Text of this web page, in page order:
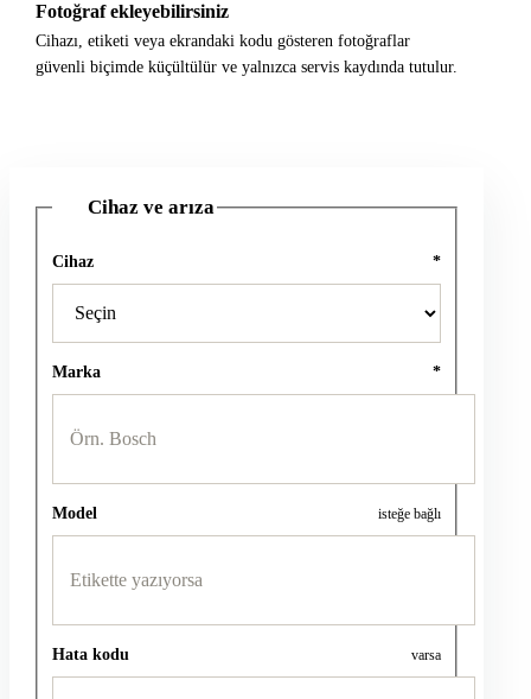
Fotoğraf ekleyebilirsiniz
Cihazı, etiketi veya ekrandaki kodu gösteren fotoğraflar
güvenli biçimde küçültülür ve yalnızca servis kaydında tutulur.
Cihaz ve arıza
Cihaz *
Marka *
Model isteğe bağlı
Hata kodu varsa